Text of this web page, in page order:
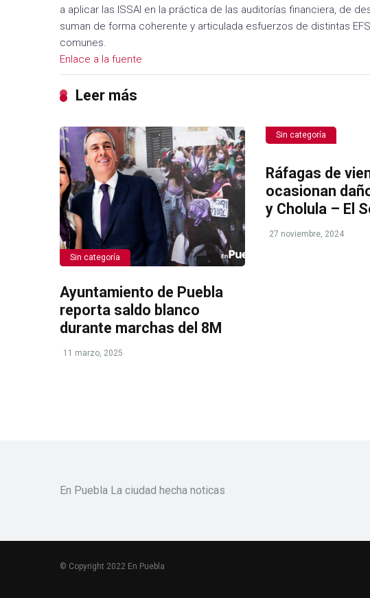
a aplicar las ISSAI en la práctica de las auditorías financiera, de
suman de forma coherente y articulada esfuerzos de distintas
comunes.
Enlace a la fuente
Leer más
Sin categoría
Ayuntamiento de Puebla
reporta saldo blanco
durante marchas del 8M
11 marzo, 2025
Sin categoría
Ráfagas de
ocasionan
y Cholula – El
27 noviembre, 2024
En Puebla La ciudad hecha noticas
© Copyright 2022 En Puebla